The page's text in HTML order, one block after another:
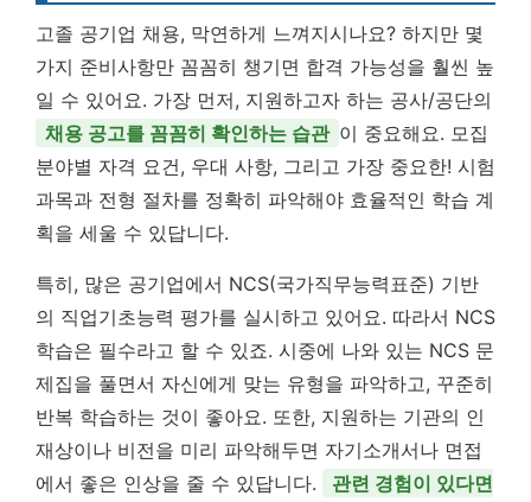
고졸 공기업 채용, 막연하게 느껴지시나요? 하지만 몇
가지 준비사항만 꼼꼼히 챙기면 합격 가능성을 훨씬 높
일 수 있어요. 가장 먼저, 지원하고자 하는 공사/공단의
채용 공고를 꼼꼼히 확인하는 습관 이 중요해요. 모집
분야별 자격 요건, 우대 사항, 그리고 가장 중요한! 시험
과목과 전형 절차를 정확히 파악해야 효율적인 학습 계
획을 세울 수 있답니다.
특히, 많은 공기업에서 NCS(국가직무능력표준) 기반
의 직업기초능력 평가를 실시하고 있어요. 따라서 NCS
학습은 필수라고 할 수 있죠. 시중에 나와 있는 NCS 문
제집을 풀면서 자신에게 맞는 유형을 파악하고, 꾸준히
반복 학습하는 것이 좋아요. 또한, 지원하는 기관의 인
재상이나 비전을 미리 파악해두면 자기소개서나 면접
에서 좋은 인상을 줄 수 있답니다.
관련 경험이 있다면